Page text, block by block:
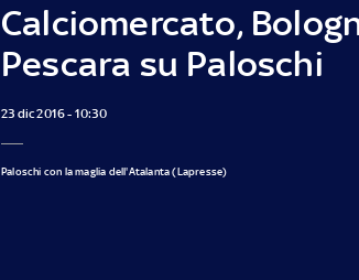
Calciomercato,
Pescara su Paloschi
23 dic 2016 - 10:30
Paloschi con la maglia dell'Atalanta (Lapresse)